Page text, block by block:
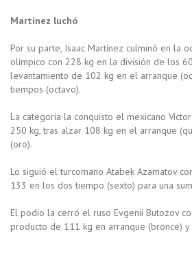
Martínez luchó
Por su parte, Isaac Martínez culminó en la
olímpico con 228 kg en la división de los
levantamiento de 102 kg en el arranque
tiempos (octavo).
La categoría la conquisto el mexicano
250 kg, tras alzar 108 kg en el arranque
(oro).
Lo siguió el turcomano Atabek Azamatov
133 en los dos tiempo (sexto) para una
El podio la cerró el ruso Evgenii Butozov
producto de 111 kg en arranque (bronce)